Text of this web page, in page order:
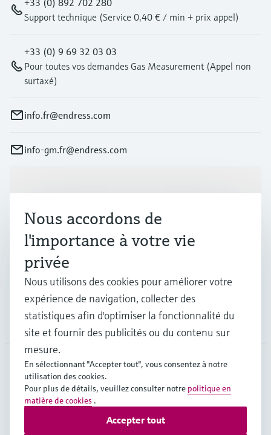
+33 (0) 892 702 280
Support technique (Service 0,40 € / min + prix appel)
+33 (0) 9 69 32 03 03
Pour toutes vos demandes Gas Measurement (Appel non
surtaxé)
info.fr@endress.com
info-gm.fr@endress.com
Industries
Support
Société
FRA•Français
Copyright © Endress+Hauser Group Services AG
Nous accordons de
l'importance à votre vie
privée
Nous utilisons des cookies pour améliorer votre
expérience de navigation, collecter des
statistiques afin d'optimiser la fonctionnalité du
site et fournir des publicités ou du contenu sur
mesure.
En sélectionnant "Accepter tout", vous consentez à notre
utilisation des cookies.
Pour plus de détails, veuillez consulter notre politique en
matière de cookies .
Accepter tout